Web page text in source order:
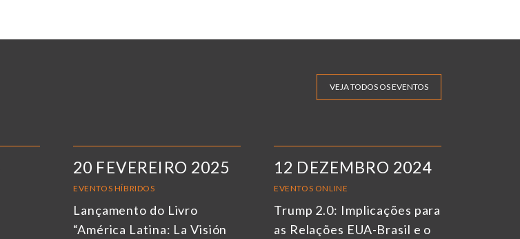
VEJA TODOS OS EVENTOS
20 FEVEREIRO 2025
EVENTOS HÍBRIDOS
Lançamento do Livro
“América Latina: La Visión
12 DEZEMBRO 2024
EVENTOS ONLINE
Trump 2.0: Implicações para
as Relações EUA-Brasil e o